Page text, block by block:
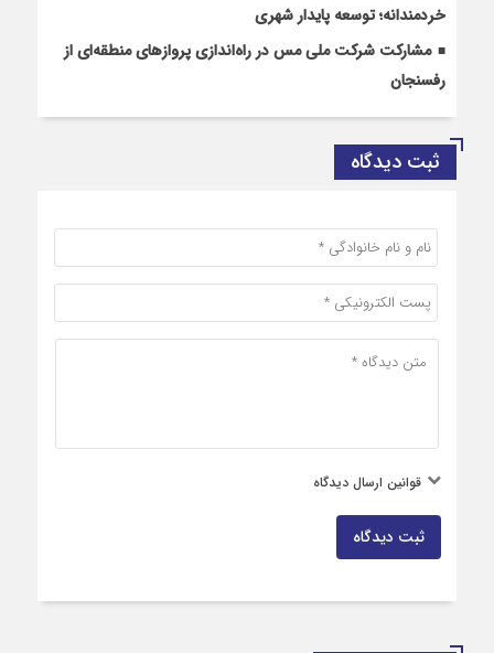
خردمندانه؛ توسعه پایدار شهری
مشارکت شرکت ملی مس در راه‌اندازی پروازهای منطقه‌ای از
رفسنجان
ثبت دیدگاه
قوانین ارسال دیدگاه
ثبت دیدگاه